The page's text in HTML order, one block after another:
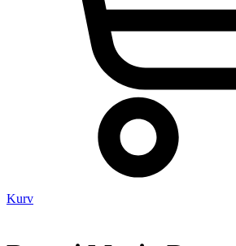
Kurv